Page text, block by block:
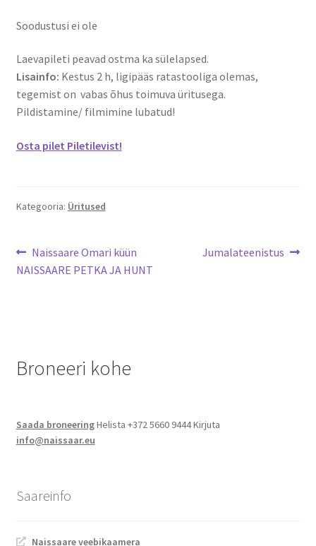
Saunad
Saun kaminaruumiga
Saunamaja
Tegevused
Ekskursioonid
Jalgsimatk
Rattamatk
Toitlustus
Soodustusi ei ole
Laevapileti peavad ostma ka sülelapsed.
Lisainfo: Kestus 2 h, ligipääs ratastooliga olemas,
tegemist on vabas õhus toimuva üritusega.
Pildistamine/ filmimine lubatud!
Osta pilet Piletilevist!
Kategooria: Üritused
Navigeerimine
Eelmine
postitus:
Naissaare Omari küün
NAISSAARE PETKA JA HUNT
Järgmine
Jumalateenistus
Broneeri kohe
Saada broneeringHelista +372 5660 9444 Kirjuta
info@naissaar.eu
Saareinfo
Naissaare veebikaamera